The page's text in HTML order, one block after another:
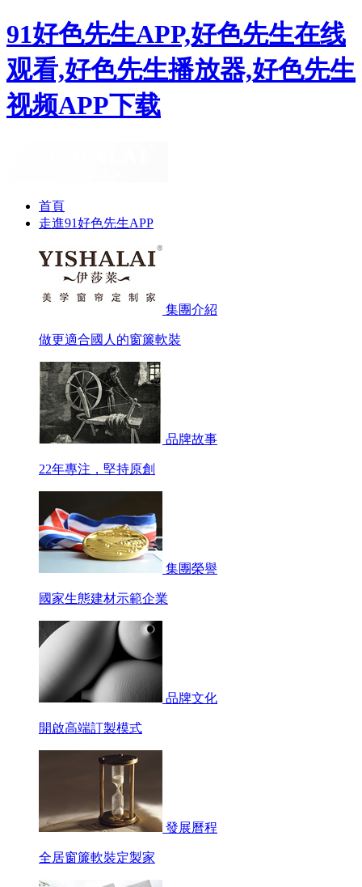
91好色先生APP,好色先生在线
观看,好色先生播放器,好色先生
视频APP下载
首頁
走進91好色先生APP
集團介紹
做更適合國人的窗簾軟裝
品牌故事
22年專注，堅持原創
集團榮譽
國家生態建材示範企業
品牌文化
開啟高端訂製模式
發展曆程
全居窗簾軟裝定製家